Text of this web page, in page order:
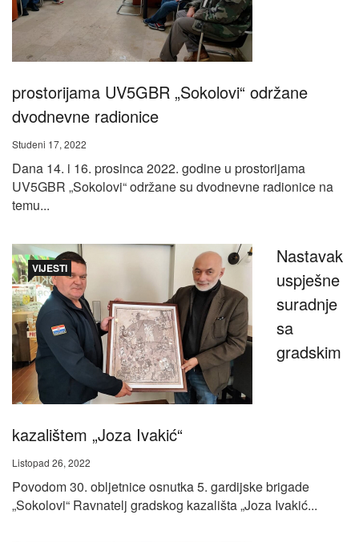
prostorijama UV5GBR „Sokolovi“ održane
dvodnevne radionice
Studeni 17, 2022
Dana 14. i 16. prosinca 2022. godine u prostorijama
UV5GBR „Sokolovi“ održane su dvodnevne radionice na
temu...
VIJESTI
Nastavak
uspješne
suradnje
sa
gradskim
kazalištem „Joza Ivakić“
Listopad 26, 2022
Povodom 30. obljetnice osnutka 5. gardijske brigade
„Sokolovi“ Ravnatelj gradskog kazališta „Joza Ivakić...